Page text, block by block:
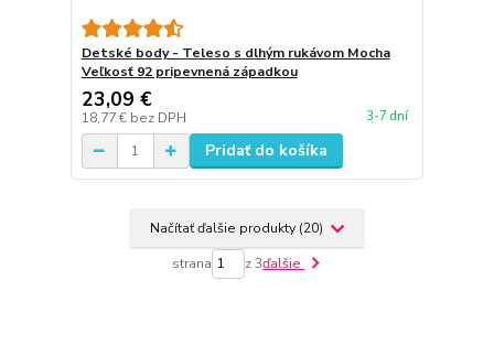
Detské body - Teleso s dlhým rukávom Mocha
Veľkosť 92 pripevnená západkou
23,09 €
18,77 € bez DPH 3-7 dní
Pridať do košíka
Načítať ďalšie produkty (20)
strana z 3ďalšie